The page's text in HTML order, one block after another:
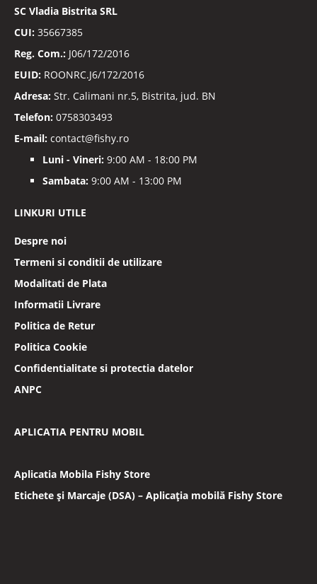
SC Vladia Bistrita SRL
CUI: 35667385
Reg. Com.: J06/172/2016
EUID: ROONRC.J6/172/2016
Adresa: Str. Calimani nr.5, Bistrita, jud. BN
Telefon: 0758303493
E-mail: contact@fishy.ro
Luni - Vineri: 9:00 AM - 18:00 PM
Sambata: 9:00 AM - 13:00 PM
LINKURI UTILE
Despre noi
Termeni si conditii de utilizare
Modalitati de Plata
Informatii Livrare
Politica de Retur
Politica Cookie
Confidentialitate si protectia datelor
ANPC
APLICATIA PENTRU MOBIL
Aplicatia Mobila Fishy Store
Etichete și Marcaje (DSA) – Aplicația mobilă Fishy Store